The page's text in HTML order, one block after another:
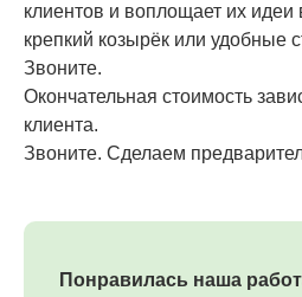
клиентов и воплощает их идеи
крепкий козырёк или удобные
Звоните.
Окончательная стоимость
клиента.
Звоните. Сделаем
Понравилась наша